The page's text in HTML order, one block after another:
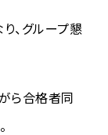
、グループ懇
ら合格者同